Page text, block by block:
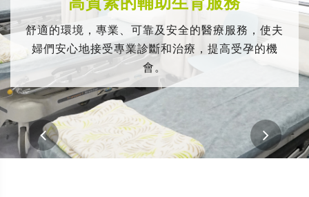
舒適的環境，專業、可靠及安全的醫療服務，使夫
婦們安心地接受專業診斷和治療，提高受孕的機
會。